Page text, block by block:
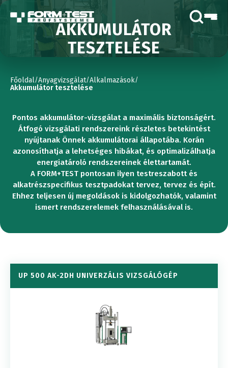
AKKUMULÁTOR
TESZTELÉSE
Főoldal/Anyagvizsgálat/Alkalmazások/
Akkumulátor tesztelése
Pontos akkumulátor-vizsgálat a maximális biztonságért.
Átfogó vizsgálati rendszereink részletes betekintést
nyújtanak Önnek akkumulátorai állapotába. Korán
azonosíthatja a lehetséges hibákat, és optimalizálhatja
energiatároló rendszereinek élettartamát.
A FORM+TEST pontosan ilyen testreszabott és
alkatrészspecifikus tesztpadokat tervez, tervez és épít.
Ehhez teljesen új megoldások is kidolgozhatók, valamint
ismert rendszerelemek felhasználásával is.
UP 500 AK-2DH UNIVERZÁLIS VIZSGÁLÓGÉP